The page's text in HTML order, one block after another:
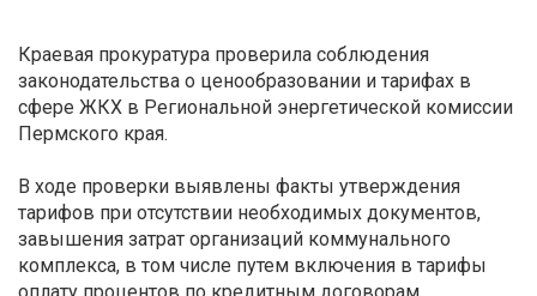
Краевая прокуратура проверила соблюдения
законодательства о ценообразовании и тарифах в
сфере ЖКХ в Региональной энергетической комиссии
Пермского края.
В ходе проверки выявлены факты утверждения
тарифов при отсутствии необходимых документов,
завышения затрат организаций коммунального
комплекса, в том числе путем включения в тарифы